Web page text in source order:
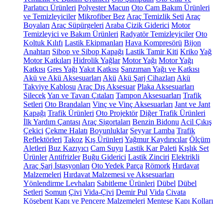
Parlatıcı Ürünleri Polyester Macun Oto Cam Bakım Ürünleri
ve Temizleyiciler Mikrofiber Bez Araç Temizlik Seti Araç
Boyaları Araç Süpürgeleri Araba Çizik Giderici Motor
Temizleyici ve Bakım Ürünleri Radyatör Temizleyiciler Oto
Koltuk Kılıfı Lastik Ekipmanları Hava Kompresörü Bijon
Anahtarı Sibop ve Sibop Kapağı Lastik Tamir Kiti KrikoYağ
Motor Katkıları Hidrolik Yağlar Motor Yağı Motor Yağı
Katkısı Gres Yağı Yakıt Katkısı Şanzıman Yağı ve Katkısı
Akü ve Akü Aksesuarları Akü Akü Şarj Cihazları Akü
Takviye Kablosu Araç Dış Aksesuar Plaka Aksesuarları
SilecekYan ve Tavan Çıtaları Tampon Aksesuarları Trafik
Setleri Oto Brandaları Vinç ve Vinç Aksesuarları Jant ve Jant
Kapağı Trafik Ürünleri Oto Projektör Diğer Trafik Ürünleri
İlk Yardım Çantası Araç Sigortaları Benzin Bidonu Acil Çıkış
Çekici Çekme Halatı Boyunluklar Seyyar Lamba Trafik
Reflektörleri Takoz Kış Ürünleri Yağmur Kaydırıcılar Ölçüm
Aletleri Buz Kazıyıcı Cam Suyu Lastik Kar Paleti Kışlık Set
Ürünler Antifrizler Buğu Giderici Lastik Zinciri Elektrikli
Araç Şarj İstasyonları Oto Yedek Parça Römork Hırdavat
Malzemeleri Hırdavat Malzemesi ve Aksesuarları
Yönlendirme Levhaları Sabitleme Ürünleri Dübel Dübel
Setleri Somun Çivi Vida-Çivi Demir Pul Vida Civata
Köşebent Kapı ve Pencere Malzemeleri Menteşe Kapı Kolları